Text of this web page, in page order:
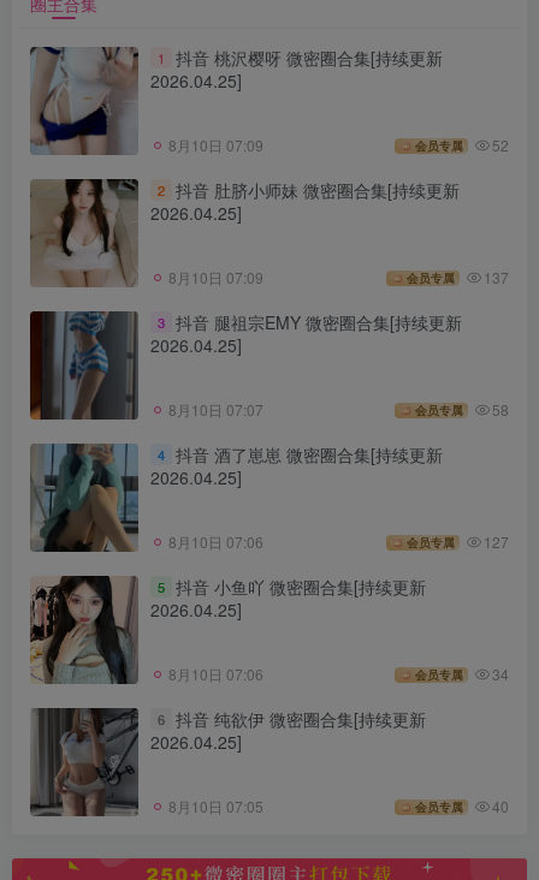
1
抖音 桃沢樱呀 微密圈合集[持续更新
2026.04.25]
8月10日 07:09 会员专属 52
2 抖音 肚脐小师妹 微密圈合集[持续更新
2026.04.25]
8月10日 07:09 会员专属 137
3 抖音 腿祖宗EMY 微密圈合集[持续更新
2026.04.25]
8月10日 07:07 会员专属 58
4 抖音 酒了崽崽 微密圈合集[持续更新
2026.04.25]
8月10日 07:06 会员专属 127
5 抖音 小鱼吖 微密圈合集[持续更新
2026.04.25]
8月10日 07:06 会员专属 34
6 抖音 纯欲伊 微密圈合集[持续更新
2026.04.25]
8月10日 07:05 会员专属 40